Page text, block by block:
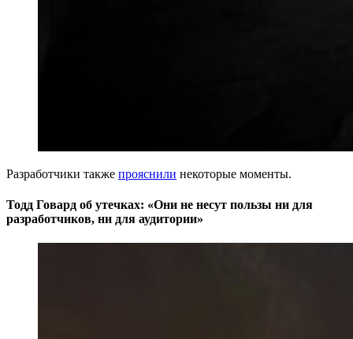
Разработчики также прояснили некоторые моменты.
Тодд Говард об утечках: «Они не несут пользы ни для
разработчиков, ни для аудитории»